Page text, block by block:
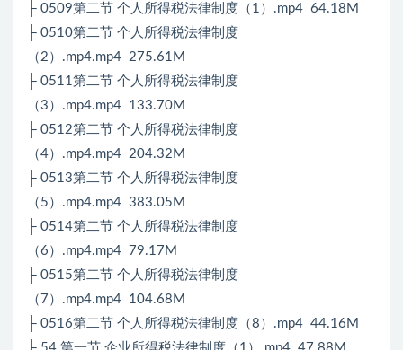
├ 0509第二节 个人所得税法律制度（1）.mp4 64.18M
├ 0510第二节 个人所得税法律制度
（2）.mp4.mp4 275.61M
├ 0511第二节 个人所得税法律制度
（3）.mp4.mp4 133.70M
├ 0512第二节 个人所得税法律制度
（4）.mp4.mp4 204.32M
├ 0513第二节 个人所得税法律制度
（5）.mp4.mp4 383.05M
├ 0514第二节 个人所得税法律制度
（6）.mp4.mp4 79.17M
├ 0515第二节 个人所得税法律制度
（7）.mp4.mp4 104.68M
├ 0516第二节 个人所得税法律制度（8）.mp4 44.16M